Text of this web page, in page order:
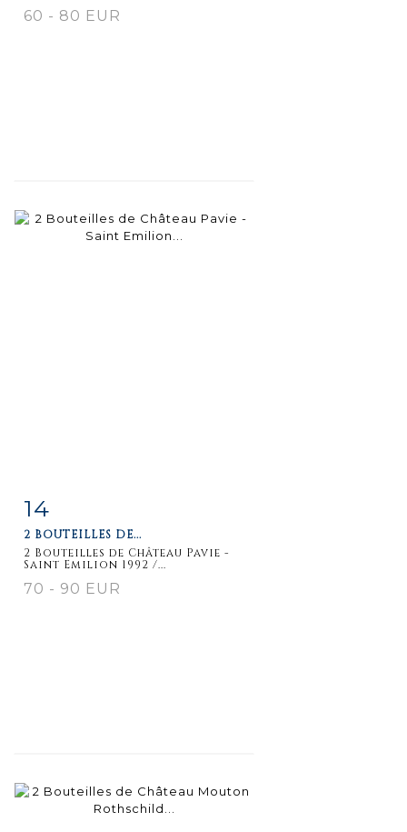
60 - 80 EUR
Item detail
14
2 BOUTEILLES DE...
2 Bouteilles de Château Pavie -
Saint Emilion 1992 /...
70 - 90 EUR